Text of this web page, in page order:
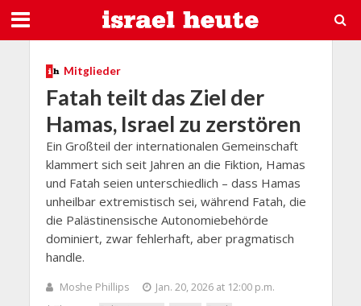
Mitglieder
Fatah teilt das Ziel der
Hamas, Israel zu zerstören
Ein Großteil der internationalen Gemeinschaft
klammert sich seit Jahren an die Fiktion, Hamas
und Fatah seien unterschiedlich – dass Hamas
unheilbar extremistisch sei, während Fatah, die
die Palästinensische Autonomiebehörde
dominiert, zwar fehlerhaft, aber pragmatisch
handle.
Moshe Phillips
Jan. 20, 2026 at 12:00 p.m.